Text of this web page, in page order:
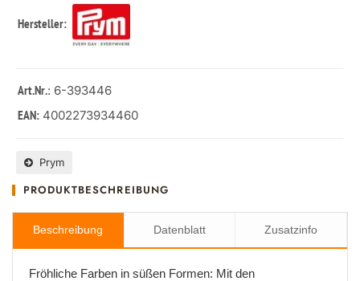
Hersteller:
Art.Nr.: 6-393446
EAN: 4002273934460
Prym
PRODUKTBESCHREIBUNG
Beschreibung Datenblatt Zusatzinfo
Fröhliche Farben in süßen Formen: Mit den